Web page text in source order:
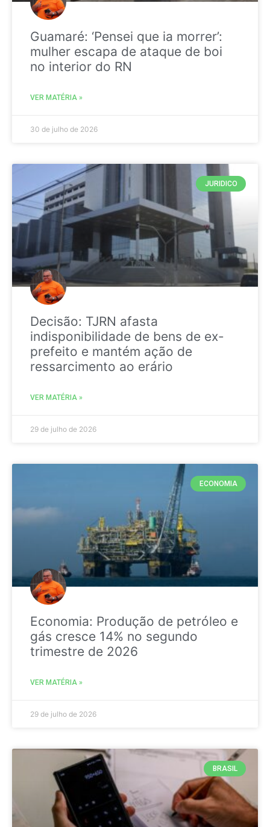
Guamaré: ‘Pensei que ia morrer’:
mulher escapa de ataque de boi
no interior do RN
VER MATÉRIA »
30 de julho de 2026
JURIDICO
Decisão: TJRN afasta
indisponibilidade de bens de ex-
prefeito e mantém ação de
ressarcimento ao erário
VER MATÉRIA »
29 de julho de 2026
ECONOMIA
Economia: Produção de petróleo e
gás cresce 14% no segundo
trimestre de 2026
VER MATÉRIA »
29 de julho de 2026
BRASIL